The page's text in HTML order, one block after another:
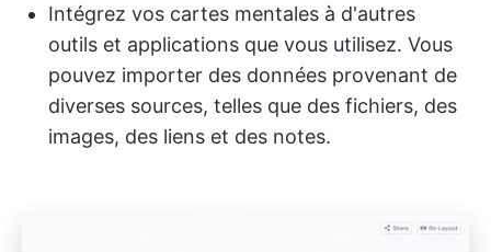
Intégrez vos cartes mentales à d'autres
outils et applications que vous utilisez. Vous
pouvez importer des données provenant de
diverses sources, telles que des fichiers, des
images, des liens et des notes.